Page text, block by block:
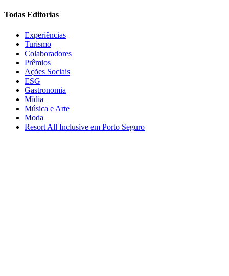
Todas Editorias
Experiências
Turismo
Colaboradores
Prêmios
Ações Sociais
ESG
Gastronomia
Mídia
Música e Arte
Moda
Resort All Inclusive em Porto Seguro